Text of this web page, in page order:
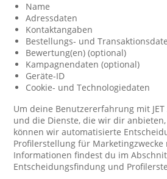
Name
Adressdaten
Kontaktangaben
Bestellungs- und
Bewertung(en) (optional)
Kampagnendaten (optional)
Geräte-ID
Cookie- und Technologiedaten
Um deine Benutzererfahrung mit
und die Dienste, die wir dir
können wir automatisierte
Profilerstellung für Marketingzwecke
Informationen findest du im
Entscheidungsfindung und